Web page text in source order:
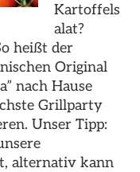
Kartoffels
alat?
heißt der
Original
nach Hause
Grillparty
Unser Tipp:
alternativ kann